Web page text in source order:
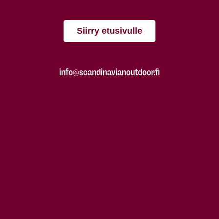
Siirry etusivulle
info@scandinavianoutdoor.fi